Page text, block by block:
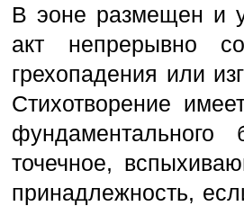
В эоне размещен и
акт непрерывно
грехопадения или
Стихотворение
фундаментального
точечное,
принадлежность,